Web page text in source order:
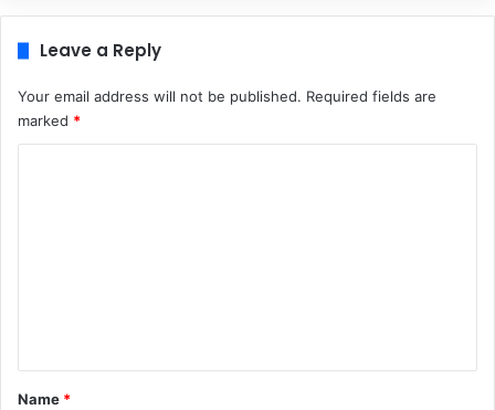
Leave a Reply
Your email address will not be published. Required fields are
marked *
*
Name *